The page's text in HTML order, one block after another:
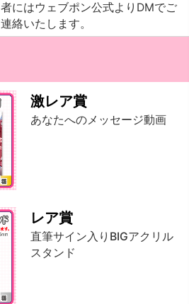
者にはウェブポン公式よりDMでご
連絡いたします。
激レア賞
あなたへのメッセージ動画
レア賞
直筆サイン入りBIGアクリル
スタンド